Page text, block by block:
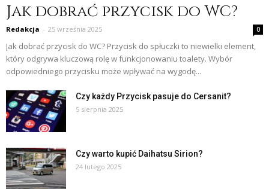
Jak dobrać przycisk do WC?
Redakcja - 25 września 2025 0
Jak dobrać przycisk do WC? Przycisk do spłuczki to niewielki element,
który odgrywa kluczową rolę w funkcjonowaniu toalety. Wybór
odpowiedniego przycisku może wpływać na wygodę...
Czy każdy Przycisk pasuje do Cersanit?
5 sierpnia 2025
Czy warto kupić Daihatsu Sirion?
24 lutego 2025